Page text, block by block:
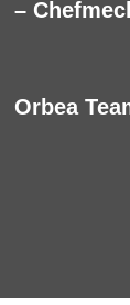
–
Orbea